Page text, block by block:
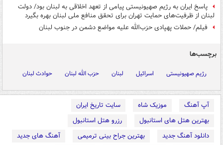
پاسخ ایران به رژیم صهیونیستی پیامی از تعهد اخلاقی به لبنان بود/ دولت
لبنان از ظرفیت‌های حمایت تهران برای تحقق منافع ملی لبنان بهره بگیرد
فیلم/ حملات پهپادی حزب‌الله علیه مواضع دشمن در جنوب لبنان
برچسب‌ها
رژیم صهیونیستی اسرائیل لبنان حزب الله لبنان حوادث لبنان
آپ آهنگ موزیک شاه
سایت تاریخ ایران
بهترین هتل های استانبول
رزرو هتل استانبول
دانلود آهنگ جدید
بهترین جراح بینی ترمیمی
آهنگ های جدید